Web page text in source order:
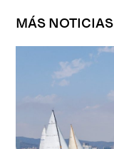
MÁS NOTICIAS